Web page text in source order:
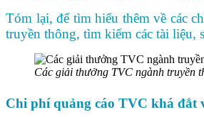
Tóm lại, để tìm hiểu thêm về các
truyền thông, tìm kiếm các tài liệu,
Các giải thưởng TVC ngành truyền
Chi phí quảng cáo TVC khá đắt